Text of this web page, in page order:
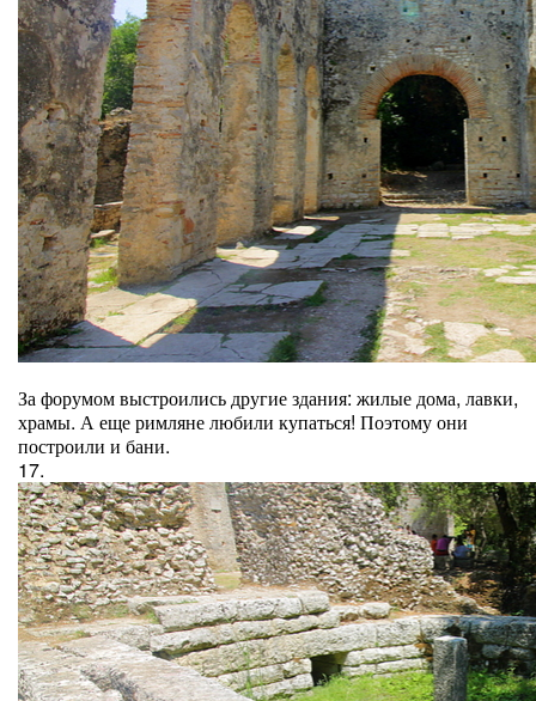
За форумом выстроились другие здания: жилые дома, лавки,
храмы. А еще римляне любили купаться! Поэтому они
построили и бани.
17.